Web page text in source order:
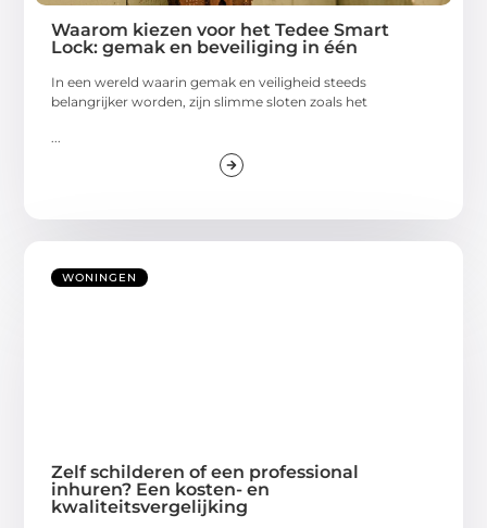
Waarom kiezen voor het Tedee Smart
Lock: gemak en beveiliging in één
In een wereld waarin gemak en veiligheid steeds
belangrijker worden, zijn slimme sloten zoals het
WONINGEN
Zelf schilderen of een professional
inhuren? Een kosten- en
kwaliteitsvergelijking